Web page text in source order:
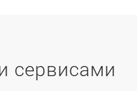
сервисами